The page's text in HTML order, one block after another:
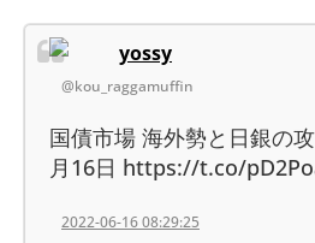
yossy
@kou_raggamuffin
国債市場 海外勢と日銀の
月16日 https://t.co/
2022-06-16 08:29:25